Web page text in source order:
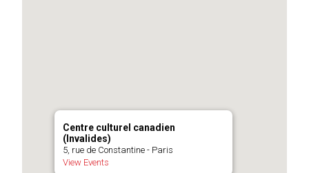
Centre culturel canadien
(Invalides)
5, rue de Constantine - Paris
View Events